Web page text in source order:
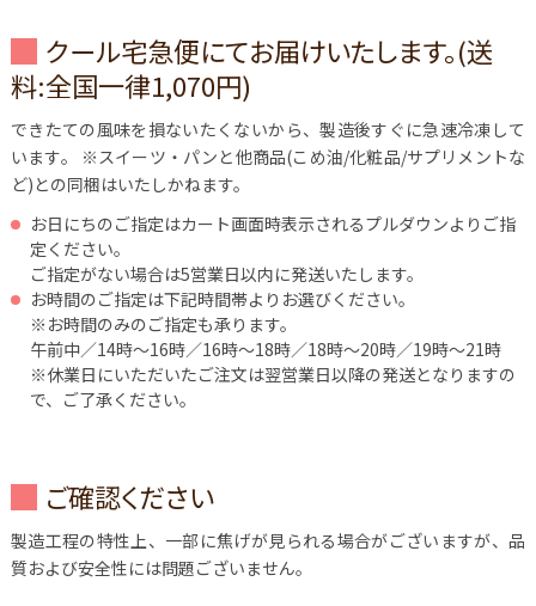
クール宅急便にてお届けいたします。(送
料:全国一律1,070円)
できたての風味を損ないたくないから、製造後すぐに急速冷凍して
います。
※スイーツ・パンと他商品(こめ油/化粧品/サプリメントな
ど)との同梱はいたしかねます。
お日にちのご指定はカート画面時表示されるプルダウンよりご指
定ください。
ご指定がない場合は5営業日以内に発送いたします。
お時間のご指定は下記時間帯よりお選びください。
※お時間のみのご指定も承ります。
午前中／14時～16時／16時～18時／18時～20時／19時～21時
※休業日にいただいたご注文は翌営業日以降の発送となりますの
で、ご了承ください。
ご確認ください
製造工程の特性上、一部に焦げが見られる場合がございますが、品
質および安全性には問題ございません。